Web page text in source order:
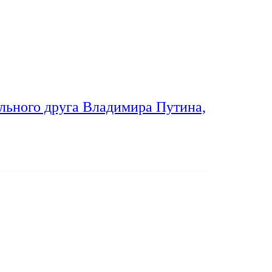
друга Владимира Путина,